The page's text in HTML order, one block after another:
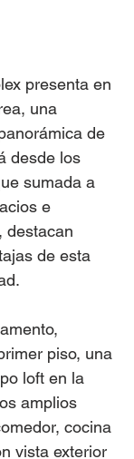
presenta en
una
de
desde los
sumada a
e
destacan
de esta
piso, una
loft en la
amplios
cocina
vista exterior